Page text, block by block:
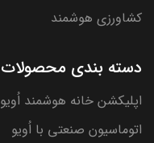
کشاورزی هوشمند
دسته بندی محصولات
اپلیکشن خانه هوشمند اُویو
اتوماسیون صنعتی با اُویو